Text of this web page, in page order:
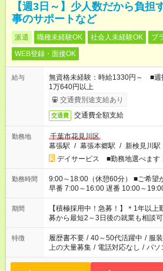
【週3日～】少人数だから負担
事のサポートなど
派遣 職種未経験OK 社会人未経験OK
ブ
WEB登録・面接OK
給与
無資格未経験：時給1330円～ ■
1万640円以上
交通費別途支給あり
交通費 交通費全額支給
勤務地
千葉市花見川区
幕張駅 / 幕張本郷駅 / 新検見川駅
デイサービス ■勤務地選べます
勤務時間
9:00～18:00（休憩60分） ■ご希望があれば下記シフトもOK！
早番 7:00～16:00 遅番 10:00～19:00 「家族と休みを合わせ
い」 「余裕を持って夕飯の準備が
たくない」 など、ご希望を教えてくださいね
の方へ 今ご覧のお仕事で希望する
の勤務時間。 合計で週40時間を超
期間
【積極採用中！急募！】＊1年以
募から最短2～3日後の就業も相談可
特徴 履歴書不要 / 40～50代活躍中 / 服
上の大量募集 / 電話対応なし / パソ